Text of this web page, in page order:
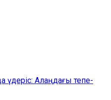
үдеріс: Алаңдағы тепе-